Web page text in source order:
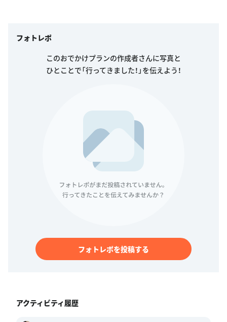
フォトレポ
このおでかけプランの作成者さんに写真と
ひとことで「行ってきました！」を伝えよう！
フォトレポを投稿する
アクティビティ履歴